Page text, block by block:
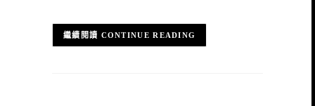
CONTINUE READING